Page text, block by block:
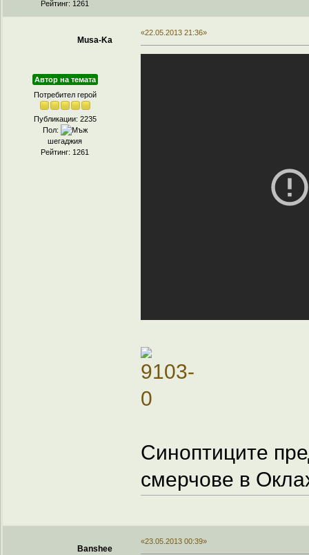
Рейтинг: 1261
Musa-Ka
Автор на темата
Потребител герой
Публикации: 2235
Пол:
шегаджия
Рейтинг: 1261
«22.05.2013 21:36»
Синоптиците
смерчове в
Banshee
«23.05.2013 00:39»